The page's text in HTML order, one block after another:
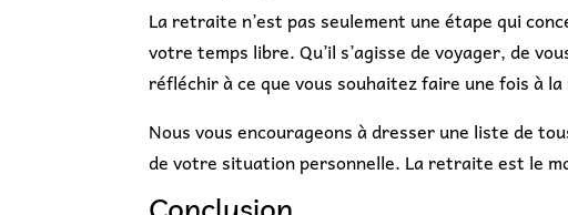
La retraite n’est pas seulement une étape qui
votre temps libre. Qu’il s’agisse de voyager, de
réfléchir à ce que vous souhaitez faire une fois à
Nous vous encourageons à dresser une liste de
de votre situation personnelle. La retraite est le